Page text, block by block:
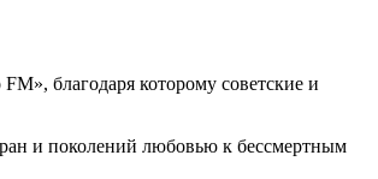
благодаря которому советские и
и поколений любовью к бессмертным